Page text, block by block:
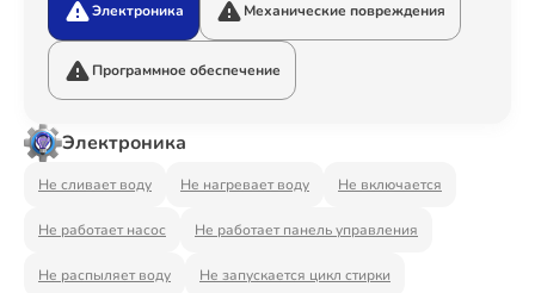
Электроника Механические повреждения
Программное обеспечение
Электроника
Не сливает воду Не нагревает воду Не включается
Не работает насос Не работает панель управления
Не распыляет воду Не запускается цикл стирки
Ремонт Видеостен
Ремонт Интерактивных панелей